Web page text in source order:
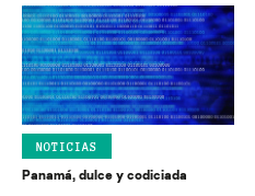
NOTICIAS
Panamá, dulce y codiciada